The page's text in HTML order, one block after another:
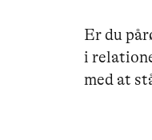
Er du
i
med at